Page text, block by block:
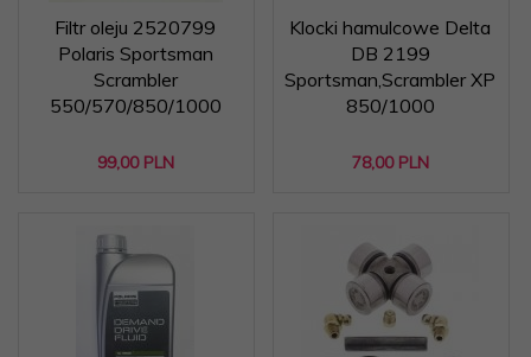
Filtr oleju 2520799
Polaris Sportsman
Scrambler
550/570/850/1000
99,00 PLN
Klocki hamulcowe Delta
DB 2199
Sportsman,Scrambler XP
850/1000
78,00 PLN